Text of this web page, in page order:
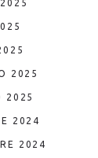
2025
2025
2024
2024